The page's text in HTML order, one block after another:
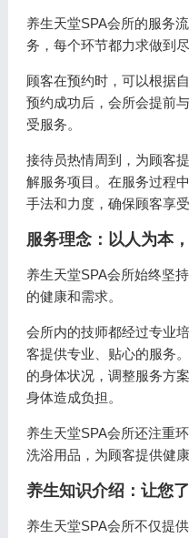
养生天堂SPA会所的服务
务，每个环节都力求做到尽
顾客在预约时，可以根据
预约成功后，会所会提前
受服务。
接待员热情周到，为顾客
解服务项目。在服务过程
手法和力度，确保顾客享
服务理念：以人为本
养生天堂SPA会所始终坚
的健康和需求。
会所内的技师都经过专业
客提供专业、贴心的服务
的身体状况，调整服务方
身体造成负担。
养生天堂SPA会所还注重
洗浴用品，为顾客提供健
养生知识介绍：让您
养生天堂SPA会所不仅提